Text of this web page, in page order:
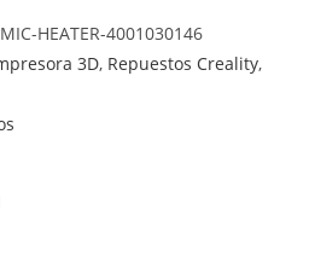
HEATER-4001030146
3D, Repuestos Creality,